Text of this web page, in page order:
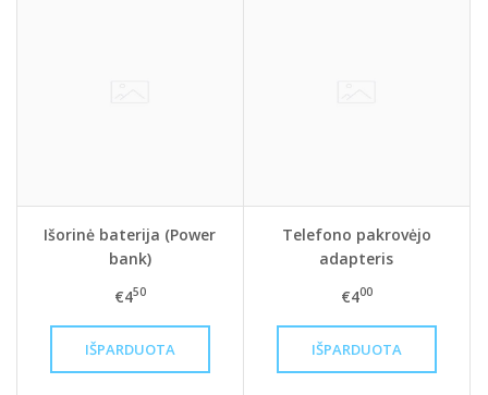
Išorinė baterija (Power
bank)
€450
Telefono pakrovėjo
adapteris
€400